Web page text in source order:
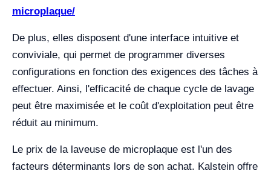
microplaque/
De plus, elles disposent d'une interface intuitive et
conviviale, qui permet de programmer diverses
configurations en fonction des exigences des tâches à
effectuer. Ainsi, l'efficacité de chaque cycle de lavage
peut être maximisée et le coût d'exploitation peut être
réduit au minimum.
Le prix de la laveuse de microplaque est l'un des
facteurs déterminants lors de son achat. Kalstein offre